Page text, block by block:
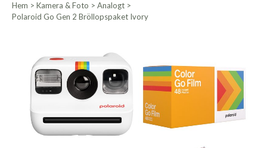
Hem > Kamera & Foto > Analogt >
Polaroid Go Gen 2 Bröllopspaket Ivory